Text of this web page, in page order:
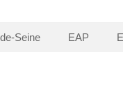
Seine EAP